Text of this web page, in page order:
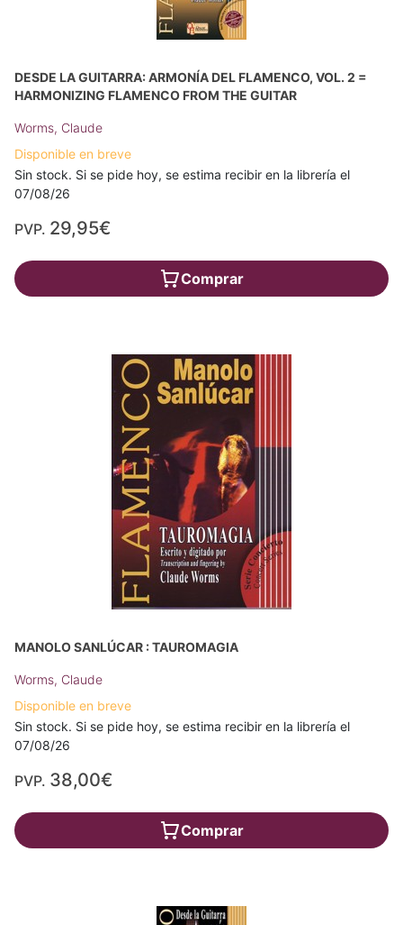
DESDE LA GUITARRA: ARMONÍA DEL FLAMENCO, VOL. 2 =
HARMONIZING FLAMENCO FROM THE GUITAR
Worms, Claude
Disponible en breve
Sin stock. Si se pide hoy, se estima recibir en la librería el
07/08/26
PVP. 29,95€
Comprar
MANOLO SANLÚCAR : TAUROMAGIA
Worms, Claude
Disponible en breve
Sin stock. Si se pide hoy, se estima recibir en la librería el
07/08/26
PVP. 38,00€
Comprar